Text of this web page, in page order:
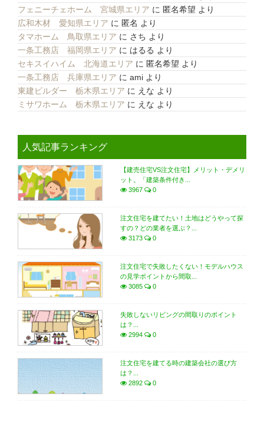
フェニーチェホーム 宮城県エリア に 匿名希望 より
広和木材 愛知県エリア に 匿名 より
タマホーム 鳥取県エリア に さち より
一条工務店 福岡県エリア に はるる より
セキスイハイム 北海道エリア に 匿名希望 より
一条工務店 兵庫県エリア に ami より
東建ビルダー 栃木県エリア に えな より
ミサワホーム 栃木県エリア に えな より
人気記事ランキング
【建売住宅VS注文住宅】メリット・デメリ
ット。「建築条件付き...
3967
0
注文住宅を建てたい！土地はどうやって探
すの？どの業者を選ぶ？...
3173
0
注文住宅で失敗したくない！モデルハウス
の見学ポイントから間取...
3085
0
失敗しないリビングの間取りのポイント
は？...
2994
0
注文住宅を建てる時の建築会社の選び方
は？...
2892
0